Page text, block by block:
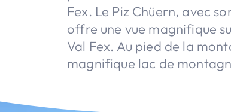
Fex. Le Piz Chüern, avec
offre une vue magnifique
Val Fex. Au pied de la
magnifique lac de